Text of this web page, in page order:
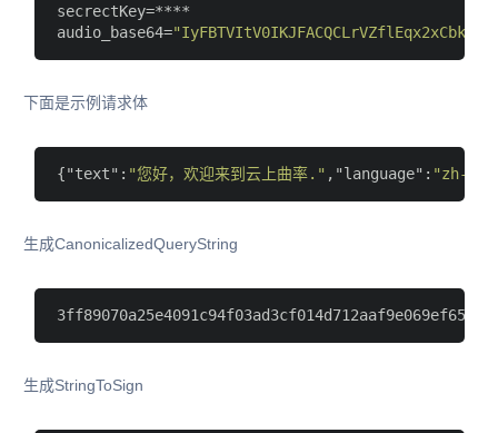
secrectKey
audio_base64=
下面是示例请求体
{"text" : "您好，欢迎来到云上曲率." , "language" : "zh-CN"
生成CanonicalizedQueryString
生成StringToSign